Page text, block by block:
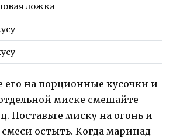
ложка
его на порционные кусочки и
миске смешайте
Поставьте миску на огонь и
остыть. Когда маринад